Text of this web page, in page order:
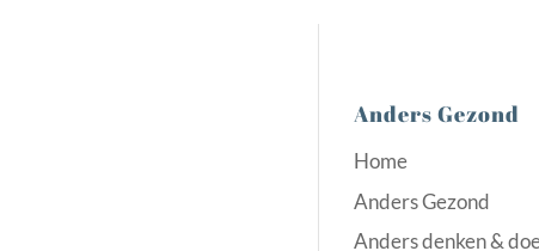
Anders Gezond
Home
Anders Gezond
Anders denken &